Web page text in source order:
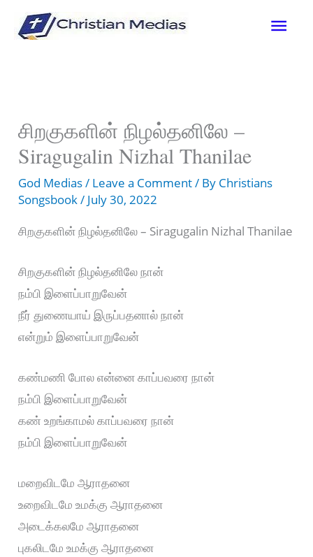
சிறகுகளின் நிழல்தனிலே –
Siragugalin Nizhal Thanilae
God Medias/ Leave a Comment/ By Christians
Songsbook/ July 30, 2022
சிறகுகளின் நிழல்தனிலே – Siragugalin Nizhal Thanilae
சிறகுகளின் நிழல்தனிலே நான்
நம்பி இளைப்பாறுவேன்
நீர் துணையாய் இருப்பதனால் நான்
என்றும் இளைப்பாறுவேன்
கண்மணி போல என்னை காப்பவரை நான்
நம்பி இளைப்பாறுவேன்
கண் உறங்காமல் காப்பவரை நான்
நம்பி இளைப்பாறுவேன்
மறைவிடமே ஆராதனை
உறைவிடமே உமக்கு ஆராதனை
அடைக்கலமே ஆராதனை
புகலிடமே உமக்கு ஆராதனை